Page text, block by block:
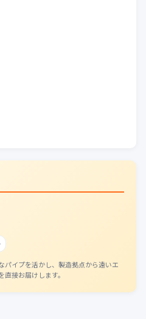
パイプを活かし、製造拠点から遠いエ
接お届けします。